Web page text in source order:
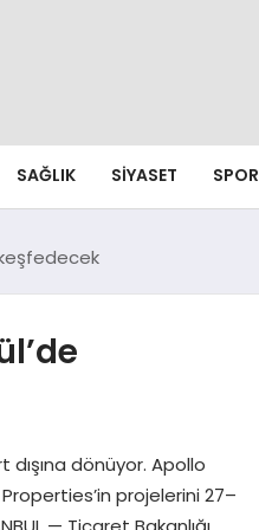
SAĞLIK SIYASET SPOR
keşfedecek
dışına dönüyor. Apollo
projelerini 27–